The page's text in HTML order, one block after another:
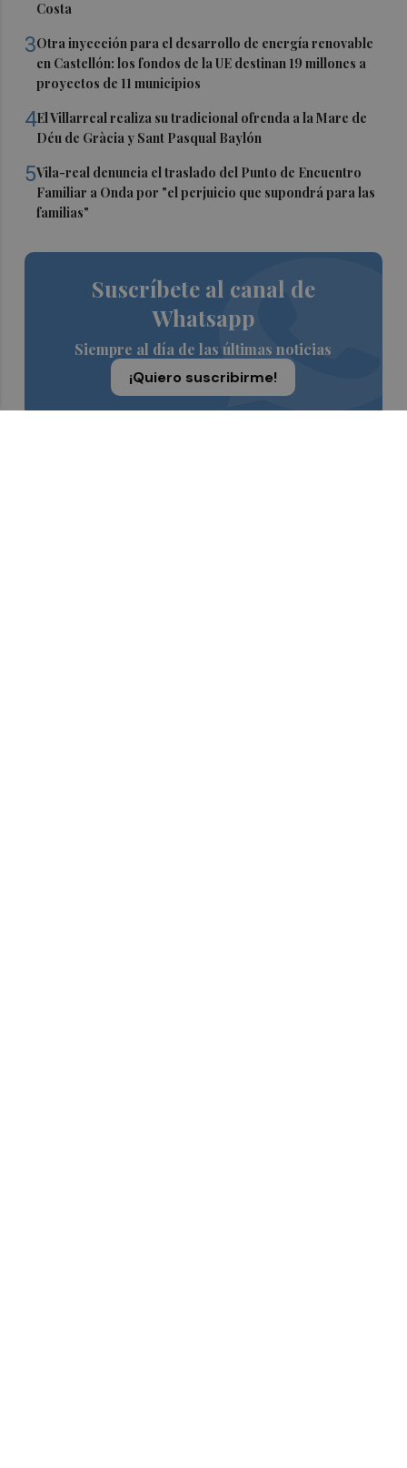
Costa
3Otra inyección para el desarrollo de energía renovable
en Castellón: los fondos de la UE destinan 19 millones a
proyectos de 11 municipios
4El Villarreal realiza su tradicional ofrenda a la Mare de
Déu de Gràcia y Sant Pasqual Baylón
5Vila-real denuncia el traslado del Punto de Encuentro
Familiar a Onda por "el perjuicio que supondrá para las
familias"
Suscríbete al canal de
Whatsapp
Siempre al día de las últimas noticias
¡Quiero suscribirme!